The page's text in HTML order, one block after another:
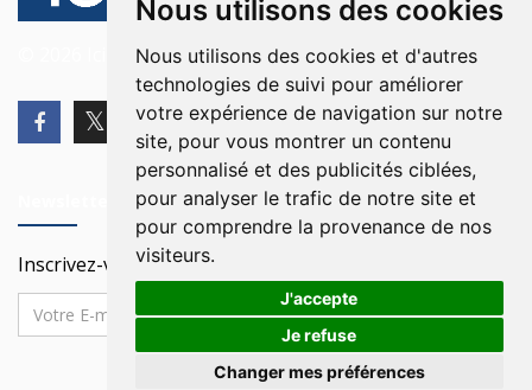
Nous utilisons des cookies
Nous utilisons des cookies et d'autres
technologies de suivi pour améliorer
votre expérience de navigation sur notre
site, pour vous montrer un contenu
personnalisé et des publicités ciblées,
pour analyser le trafic de notre site et
pour comprendre la provenance de nos
visiteurs.
J'accepte
Je refuse
Changer mes préférences
© 2026 Ici Beyrouth. Tous les droits sont réservés.
Inscrivez-vous à notre Newsletter